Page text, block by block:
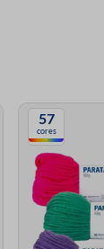
57
cores